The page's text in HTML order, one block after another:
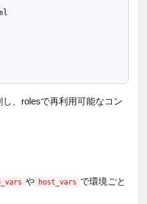
、rolesで再利用可能なコン
や host_vars で環境ごと